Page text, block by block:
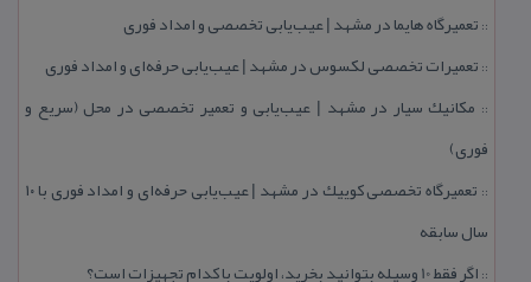
:: تعمیرگاه هایما در مشهد | عیب‌یابی تخصصی و امداد فوری
:: تعمیرات تخصصی لكسوس در مشهد | عیب‌یابی حرفه‌ای و امداد فوری
:: مكانیك سیار در مشهد | عیب‌یابی و تعمیر تخصصی در محل (سریع و
فوری)
::
تعمیرگاه تخصصی كوییك در مشهد | عیب‌یابی حرفه‌ای و امداد فوری با ۱۰
سال سابقه
:: اگر فقط 10 وسیله بتوانید بخرید، اولویت با كدام تجهیزات است؟